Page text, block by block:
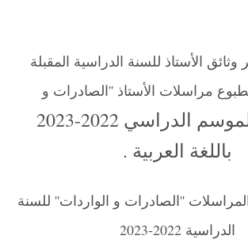
الأستاذ للسنة الدراسية المقبلة
مراسلات الأستاذ ''الصادرات و
للموسم الدراسي 2022-2023
باللغة العربية .
''الصادرات و الواردات'' للسنة
الدراسية 2022-2023